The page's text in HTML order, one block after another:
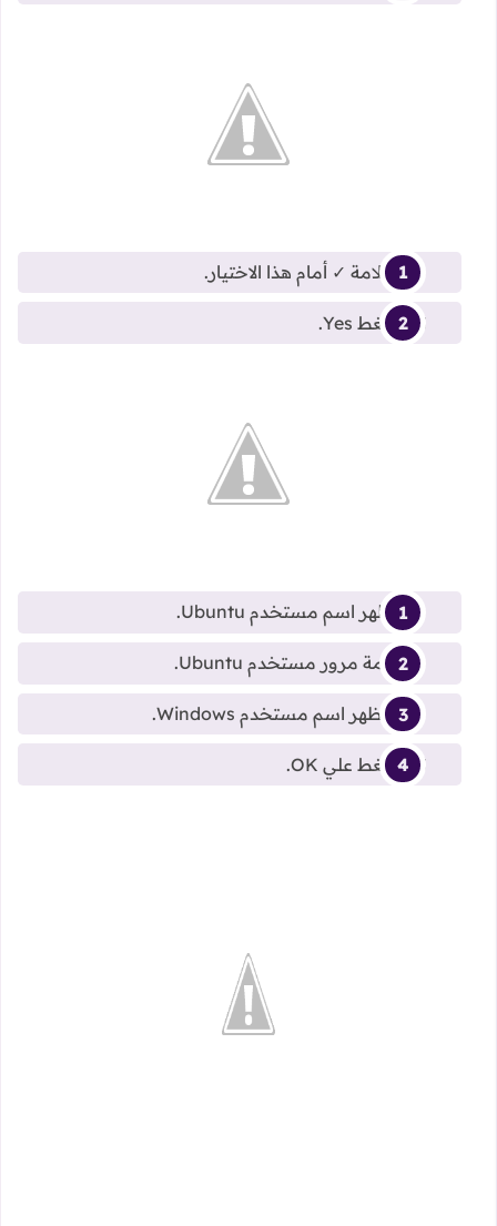
ضع علامة ✓ أمام هذا الاختيار.
ثم اضغط Yes.
هنا يظهر اسم مستخدم Ubuntu.
هنا كلمة مرور مستخدم Ubuntu.
وهنا يظهر اسم مستخدم Windows.
ثم اضغط علي OK.